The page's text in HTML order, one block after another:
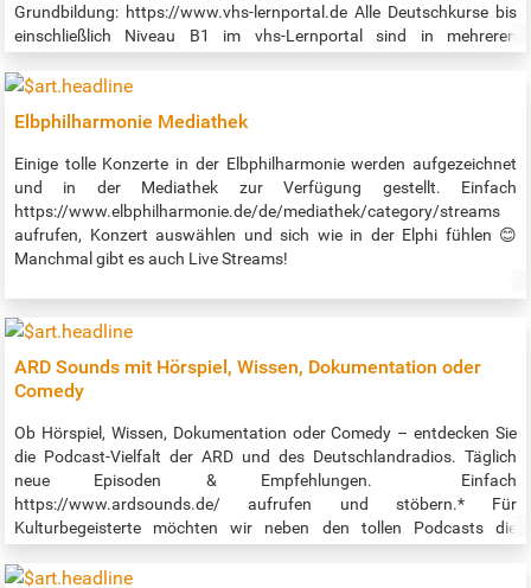
Grundbildung: https://www.vhs-lernportal.de Alle Deutschkurse bis
einschließlich Niveau B1 im vhs-Lernportal sind in mehreren
insbesondere diejenigen, die noch keinen Platz in einem Deutschkurs
Deutschlernen zu beginnen. Darüber hinaus erleichtert die
Übersetzung Lehrkräften den Unterricht mit dem vhs-Lernportal.
Zum Lernen werden lediglich ein Smartphone und ein Internetzugang
benötigt. Zu jedem Deutschkurs gibt es zudem passende Apps, mit
denen auch offline gelernt werden kann. Die Apps sind ebenfalls in
mehreren Sprachen und auch in einer ukrainischen Version
verfügbar. Quelle: https://www.vhs-hamburg.de/deutsch/vhs-
lernportal-1076
Elbphilharmonie Mediathek
Einige tolle Konzerte in der Elbphilharmonie werden aufgezeichnet
und in der Mediathek zur Verfügung gestellt. Einfach
https://www.elbphilharmonie.de/de/mediathek/category/streams
aufrufen, Konzert auswählen und sich wie in der Elphi fühlen 😊
Manchmal gibt es auch Live Streams!
ARD Sounds mit Hörspiel, Wissen, Dokumentation oder
Comedy
Ob Hörspiel, Wissen, Dokumentation oder Comedy – entdecken Sie
die Podcast-Vielfalt der ARD und des Deutschlandradios. Täglich
neue Episoden & Empfehlungen. Einfach
https://www.ardsounds.de/ aufrufen und stöbern.* Für
Kulturbegeisterte möchten wir neben den tollen Podcasts die
Klassiker und auch aktuelles! Hörbücher unter